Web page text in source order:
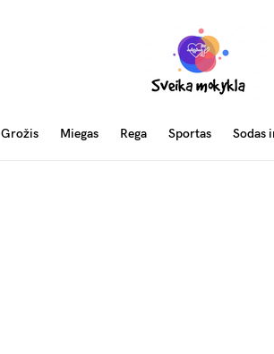
Grožis Miegas Rega Sportas Sodas